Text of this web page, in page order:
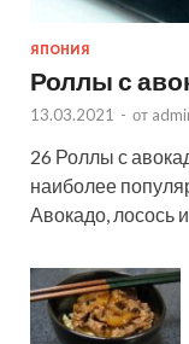
ЯПОНИЯ
Роллы с
13.03.2021 - от
26 Роллы с
наиболее
Авокадо, лосось